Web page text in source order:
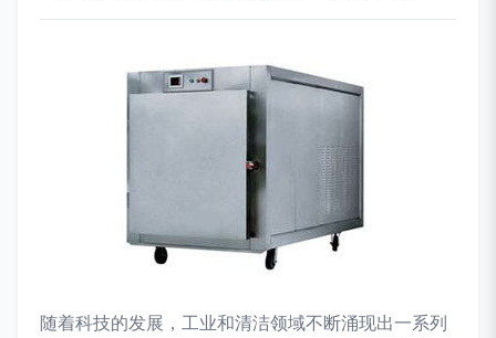
随着科技的发展，工业和清洁领域不断涌现出一系列